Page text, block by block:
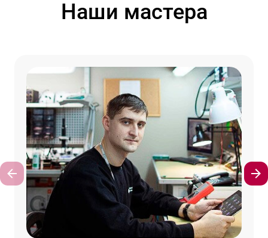
Наши мастера